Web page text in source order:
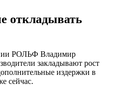
откладывать
РОЛЬФ Владимир
закладывают рост
издержки в
сейчас.